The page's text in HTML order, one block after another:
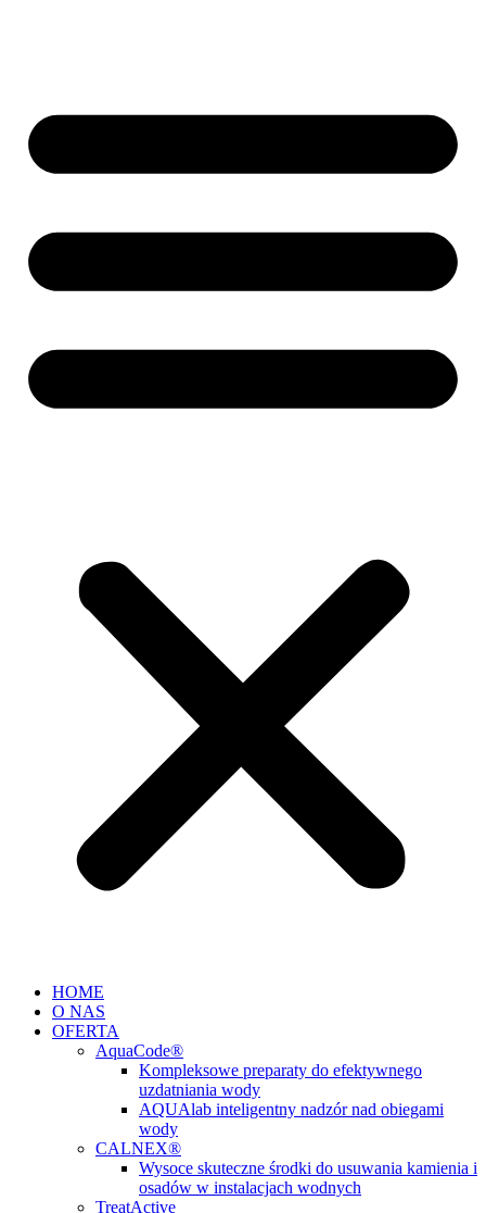
HOME
O NAS
OFERTA
AquaCode®
Kompleksowe preparaty do efektywnego
uzdatniania wody
AQUAlab inteligentny nadzór nad obiegami
wody
CALNEX®
Wysoce skuteczne środki do usuwania kamienia i
osadów w instalacjach wodnych
TreatActive